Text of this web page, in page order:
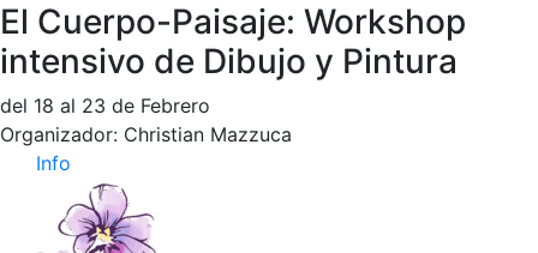
El Cuerpo-Paisaje: Workshop
intensivo de Dibujo y Pintura
del 18 al 23 de Febrero
Organizador: Christian Mazzuca
Info